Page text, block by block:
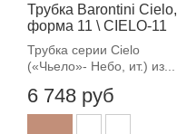
Трубка Barontini Cielo,
форма 11 \ CIELO-11
Трубка серии Cielo
(«Чьело»- Небо, ит.) из...
6 748 руб